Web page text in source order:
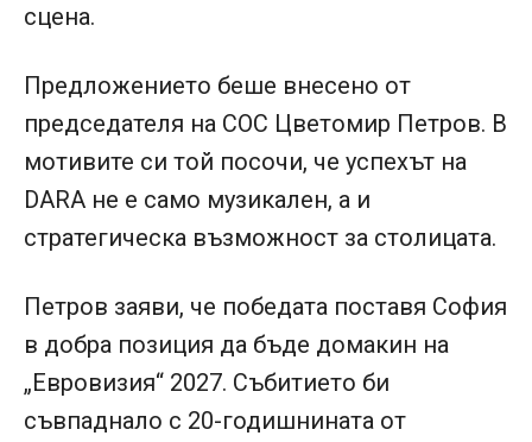
сцена.
Предложението беше внесено от
председателя на СОС Цветомир Петров. В
мотивите си той посочи, че успехът на
DARA не е само музикален, а и
стратегическа възможност за столицата.
Петров заяви, че победата поставя София
в добра позиция да бъде домакин на
„Евровизия“ 2027. Събитието би
съвпаднало с 20-годишнината от